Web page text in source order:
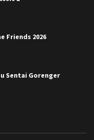
Friends 2026
Sentai Gorenger